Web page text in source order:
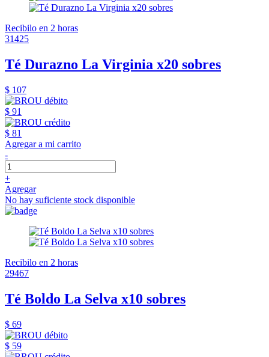
Recibilo en 2 horas
31425
Té Durazno La Virginia x20 sobres
$ 107
$ 91
$ 81
Agregar a mi carrito
-
+
Agregar
No hay suficiente stock disponible
Recibilo en 2 horas
29467
Té Boldo La Selva x10 sobres
$ 69
$ 59